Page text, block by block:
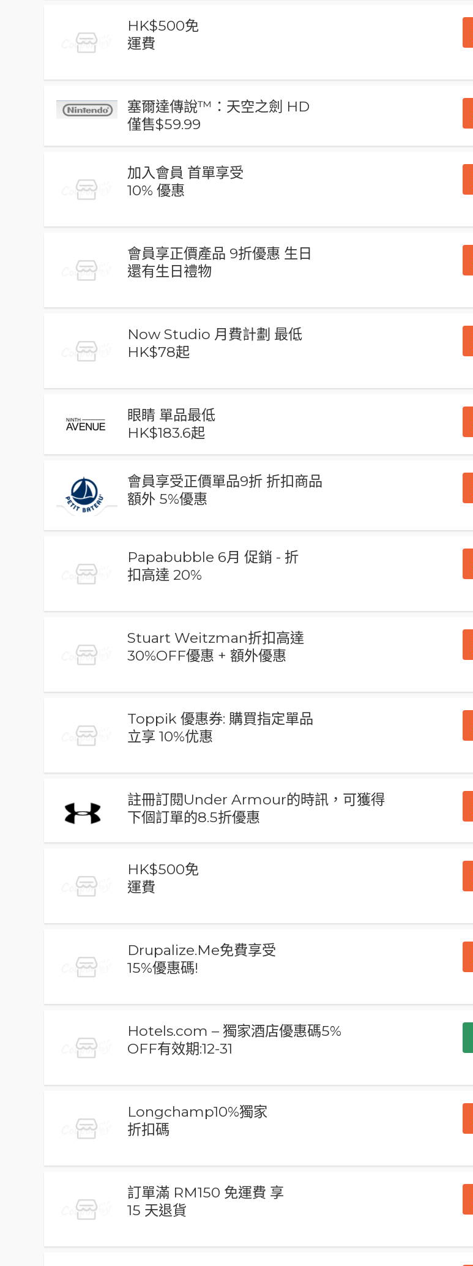
HK$500免
運費
塞爾達傳說™：天空之劍 HD
僅售$59.99
加入會員 首單享受
10% 優惠
會員享正價產品 9折優惠 生日
還有生日禮物
Now Studio 月費計劃 最低
HK$78起
眼睛 單品最低
HK$183.6起
會員享受正價單品9折 折扣商品
額外 5%優惠
Papabubble 6月 促銷 - 折
扣高達 20%
Stuart Weitzman折扣高達
30%OFF優惠 + 額外優惠
Toppik 優惠券: 購買指定單品
立享 10%优惠
註冊訂閱Under Armour的時訊，可獲得
下個訂單的8.5折優惠
HK$500免
運費
Drupalize.Me免費享受
15%優惠碼!
Hotels.com – 獨家酒店優惠碼5%
OFF有效期:12-31
Longchamp10%獨家
折扣碼
訂單滿 RM150 免運費 享
15 天退貨